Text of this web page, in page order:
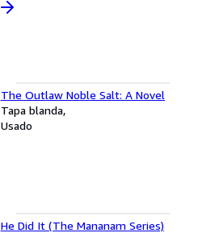
The Outlaw Noble Salt: A Novel
Tapa blanda
Usado
He Did It (The Mananam Series)